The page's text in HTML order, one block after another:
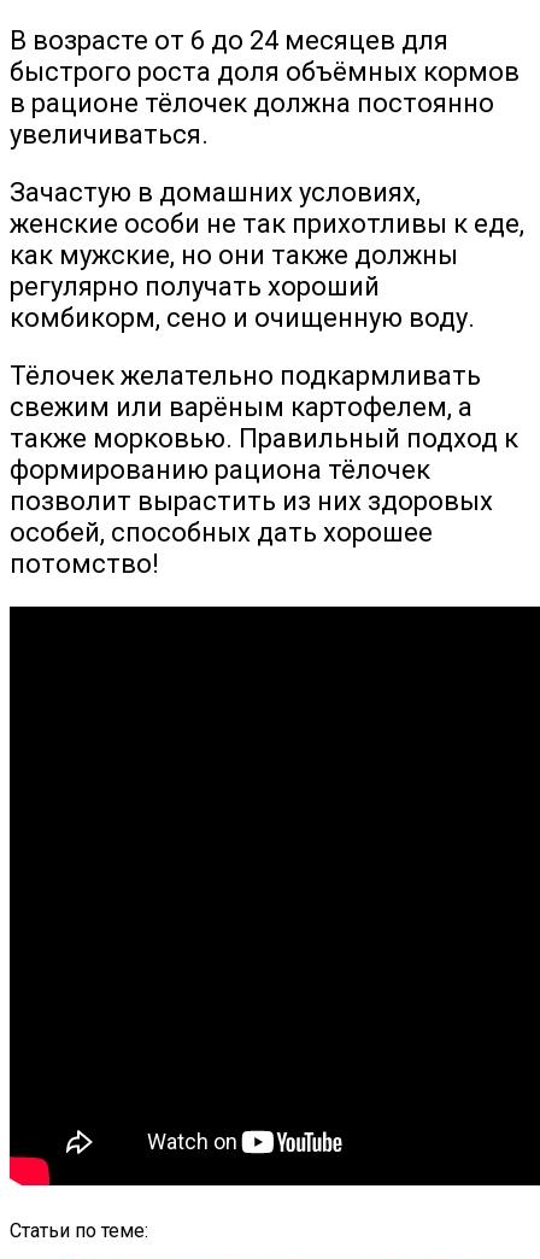
В возрасте от 6 до 24 месяцев для
быстрого роста доля объёмных кормов
в рационе тёлочек должна постоянно
увеличиваться.
Зачастую в домашних условиях,
женские особи не так прихотливы к еде,
как мужские, но они также должны
регулярно получать хороший
комбикорм, сено и очищенную воду.
Тёлочек желательно подкармливать
свежим или варёным картофелем, а
также морковью. Правильный подход к
формированию рациона тёлочек
позволит вырастить из них здоровых
особей, способных дать хорошее
потомство!
Статьи по теме: